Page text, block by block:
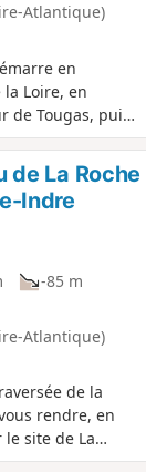
Atlantique)
en
Loire, en
de Tougas, puis
pour
de l'ancienne
de La
Indre
-85 m
Atlantique)
de la
rendre, en
site de La
carrière